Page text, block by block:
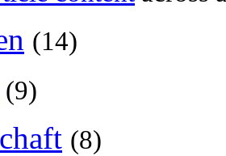
(14)
(9)
(8)